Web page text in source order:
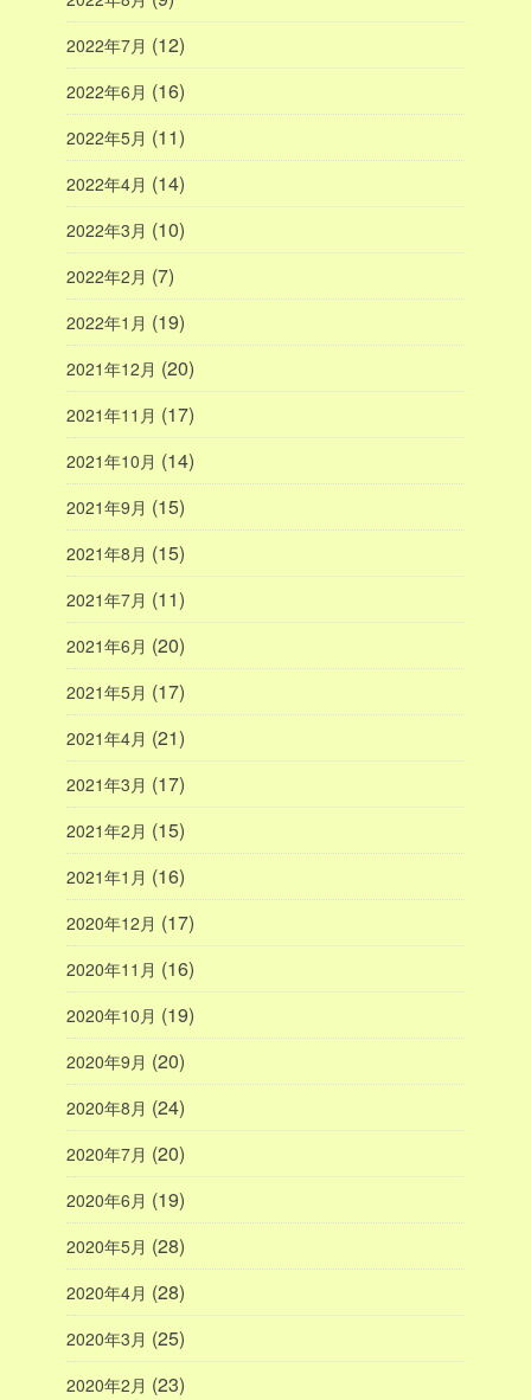
2022年7月 (12)
2022年6月 (16)
2022年5月 (11)
2022年4月 (14)
2022年3月 (10)
2022年2月 (7)
2022年1月 (19)
2021年12月 (20)
2021年11月 (17)
2021年10月 (14)
2021年9月 (15)
2021年8月 (15)
2021年7月 (11)
2021年6月 (20)
2021年5月 (17)
2021年4月 (21)
2021年3月 (17)
2021年2月 (15)
2021年1月 (16)
2020年12月 (17)
2020年11月 (16)
2020年10月 (19)
2020年9月 (20)
2020年8月 (24)
2020年7月 (20)
2020年6月 (19)
2020年5月 (28)
2020年4月 (28)
2020年3月 (25)
2020年2月 (23)